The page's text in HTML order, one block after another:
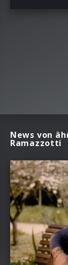
News von
Ramazzotti